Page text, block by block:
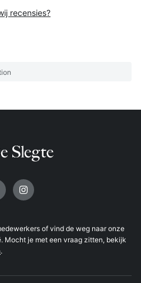
recensies?
of vind de weg naar onze
Mocht je met een vraag zitten, bekijk
.